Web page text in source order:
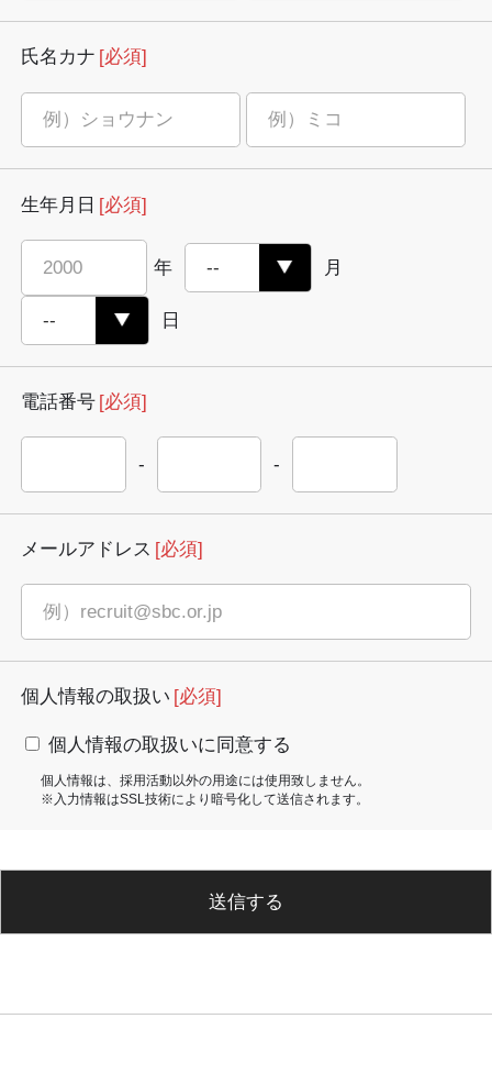
氏名カナ [必須]
生年月日 [必須]
年 月
日
電話番号 [必須]
- -
メールアドレス [必須]
個人情報の取扱い [必須]
個人情報の取扱いに同意する
個人情報は、採用活動以外の用途には使用致しません。
※入力情報はSSL技術により暗号化して送信されます。
送信する